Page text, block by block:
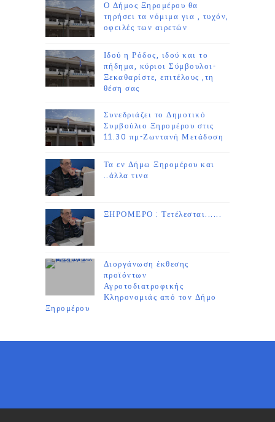
Ο Δήμος Ξηρομέρου θα
τηρήσει τα νόμιμα για , τυχόν,
οφειλές των αιρετών
Ιδού η Ρόδος, ιδού και το
πήδημα, κύριοι Σύμβουλοι-
Ξεκαθαρίστε, επιτέλους ,τη
θέση σας
Συνεδριάζει το Δημοτικό
Συμβούλιο Ξηρομέρου στις
11.30 πμ-Ζωντανή Μετάδοση
Τα εν Δήμω Ξηρομέρου και
..άλλα τινα
ΞΗΡΟΜΕΡΟ : Τετέλεσται......
Διοργάνωση έκθεσης
προϊόντων
Αγροτοδιατροφικής
Κληρονομιάς από τον Δήμο
Ξηρομέρου